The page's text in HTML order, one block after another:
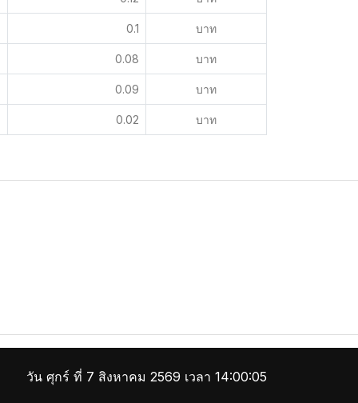
0.1 บาท
0.08 บาท
0.09 บาท
0.02 บาท
วัน ศุกร์ ที่ 7 สิงหาคม 2569 เวลา 14:00:05